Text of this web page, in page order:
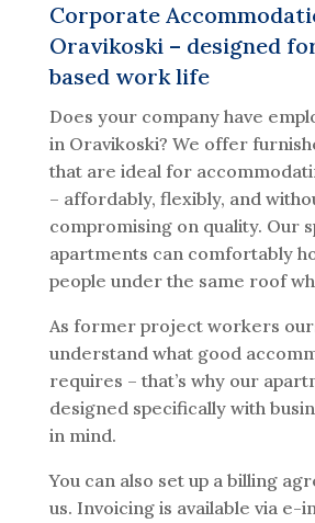
Corporate
Oravikoski – designed
based work life
Does your company have
in Oravikoski? We offer
that are ideal for
– affordably, flexibly, and
compromising on quality. Our
apartments can comfortably
people under the same roof
As former project workers
understand what good
requires – that’s why our
designed specifically with
in mind.
You can also set up a billing
us. Invoicing is available via e-